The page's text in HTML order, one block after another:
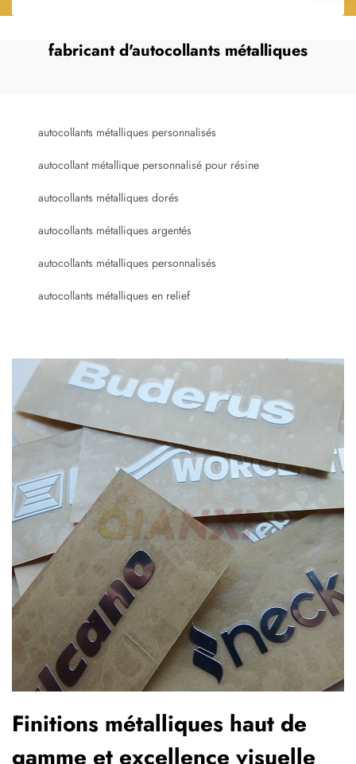
fabricant d'autocollants métalliques
autocollants métalliques personnalisés
autocollant métallique personnalisé pour résine
autocollants métalliques dorés
autocollants métalliques argentés
autocollants métalliques personnalisés
autocollants métalliques en relief
Finitions métalliques haut de
gamme et excellence visuelle